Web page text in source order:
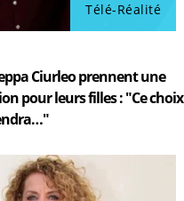
Télé-Réalité
Ciurleo prennent une
pour leurs filles : "Ce choix